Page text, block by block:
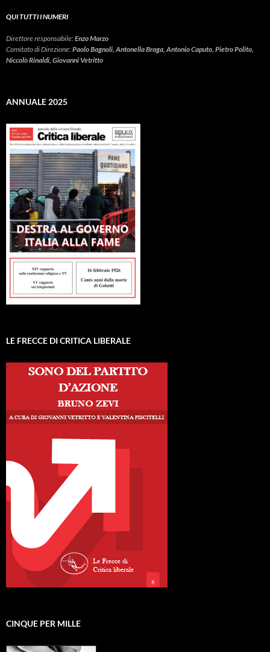
QUI TUTTI I NUMERI
Direttore responsabile:Enzo Marzo
Comitato di Direzione:Paolo Bagnoli, Antonella Braga, Antonio Caputo, Pietro Polito,
Niccolò Rinaldi, Giovanni Vetritto
ANNUALE 2025
LE FRECCE DI CRITICA LIBERALE
CINQUE PER MILLE